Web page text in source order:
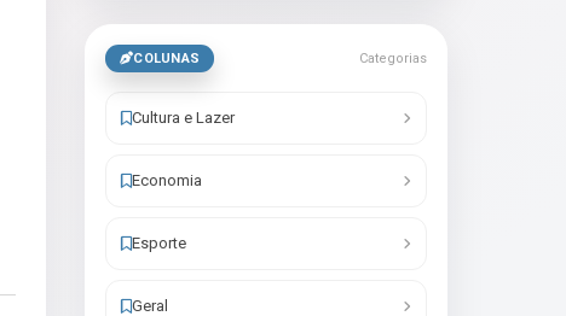
COLUNAS Categorias
Cultura e Lazer
Economia
Esporte
Geral